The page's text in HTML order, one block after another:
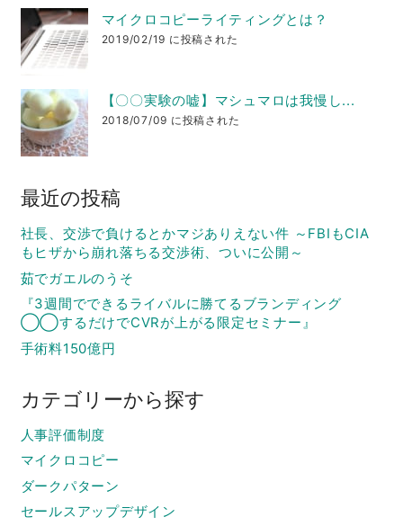
マイクロコピーライティングとは？
2019/02/19 に投稿された
【〇〇実験の嘘】マシュマロは我慢し...
2018/07/09 に投稿された
最近の投稿
社長、交渉で負けるとかマジありえない件 ～FBIもCIA
もヒザから崩れ落ちる交渉術、ついに公開～
茹でガエルのうそ
『3週間でできるライバルに勝てるブランディング
◯◯するだけでCVRが上がる限定セミナー』
手術料150億円
カテゴリーから探す
人事評価制度
マイクロコピー
ダークパターン
セールスアップデザイン